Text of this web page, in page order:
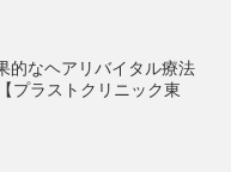
的なヘアリバイタル療法
ラストクリニック東